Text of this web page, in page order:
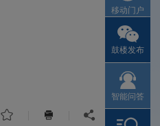
  
移动门户
鼓楼发布
智能问答